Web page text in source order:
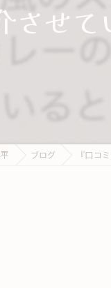
ビー
せて
ブログ 『口コ